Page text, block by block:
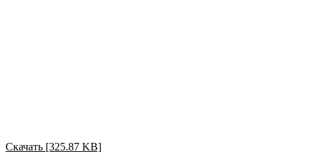
Скачать [325.87 KB]